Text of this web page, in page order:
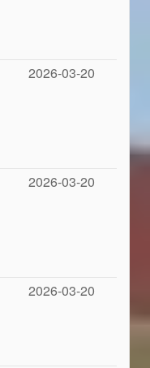
2026-03-20
2026-03-20
2026-03-20